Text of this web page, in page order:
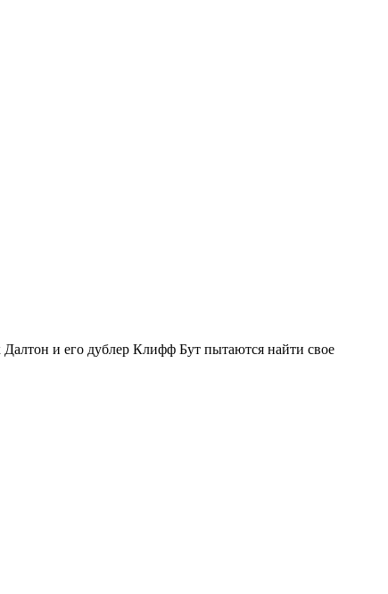
Далтон и его дублер Клифф Бут пытаются найти свое